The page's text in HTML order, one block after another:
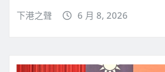
下港之聲 6 月 8, 2026